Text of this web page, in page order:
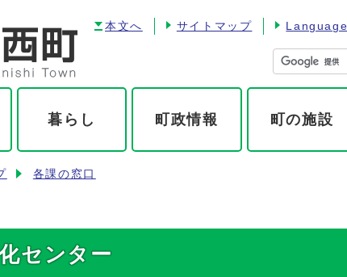
本文へ サイトマップ Language
暮らし 町政情報 町の施設
各課の窓口
センター